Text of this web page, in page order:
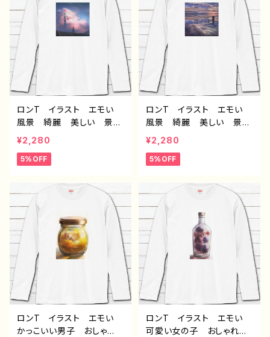
ツ タイトル：夜明けは告げ
る 作：アナ F-5
ツ タイトル：dear 作：ア
ナ F-5
ロンT イラスト エモい
風景 綺麗 美しい 景
色 おしゃれ 可愛い女の
子 メンズ レディース
白 おすすめ 個性的 人
エイター 絵師 オリジナ
ル デザイン グッズ 長
袖Tシャツ ロングTシャ
ツ タイトル：vision 作：
アナ F-5
¥2,280
5%OFF
ロンT イラスト エモい
風景 綺麗 美しい 景
色 おしゃれ 可愛い女の
子 メンズ レディース
白 おすすめ 個性的 人
エイター 絵師 オリジナ
ル デザイン グッズ 長
袖Tシャツ ロングTシャ
ツ タイトル：zero 作：ア
ナ F-5
¥2,280
5%OFF
ロンT イラスト エモい
かっこいい男子 おしゃ
ロンT イラスト エモい
可愛い女の子 おしゃれ